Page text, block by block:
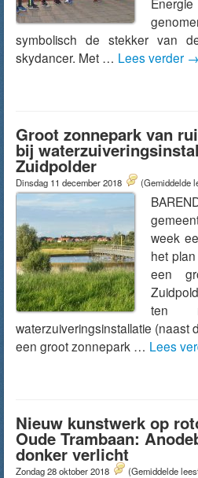
symbolisch de stekker van
skydancer. Met … Lees verder →
Groot zonnepark van
bij
Zuidpolder
Dinsdag 11 december 2018 (Gemiddelde
week
het
een
ten
waterzuiveringsinstallatie (naast
een groot zonnepark … Lees
Nieuw kunstwerk op
Oude Trambaan:
donker verlicht
Zondag 28 oktober 2018 (Gemiddelde